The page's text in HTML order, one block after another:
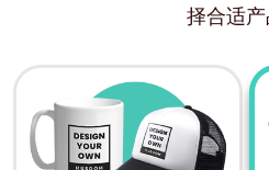
择合适产